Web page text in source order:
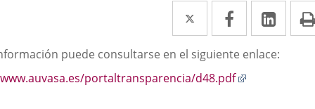
Twitter
Enlace
a
una
aplicación
Facebook
Enlace
a
una
aplicación
a
una
puede consultarse en el siguiente enlace:
www.auvasa.es/portaltransparencia/d48.pdf